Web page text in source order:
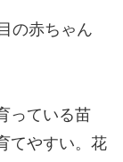
の赤ちゃん
っている苗
てやすい。花